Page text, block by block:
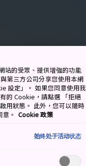
站的受眾、提供增強的功能
第三方公司分享您使用本網
設定」。 如果您同意使用我
的 Cookie，請點選 「拒絕
用狀態。 此外，您可以隨時
。 Cookie 政策
始终处于活动状态